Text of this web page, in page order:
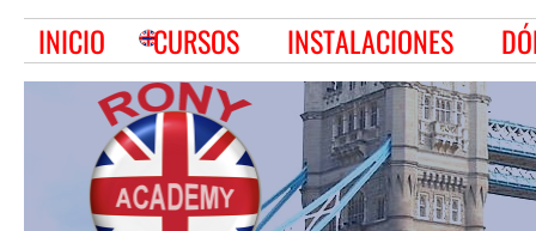
INICIO CURSOS INSTALACIONES